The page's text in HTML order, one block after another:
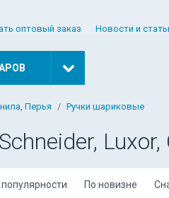
оптовый заказ Новости и
Перья Ручки шариковые
Luxor,
популярности По новизне